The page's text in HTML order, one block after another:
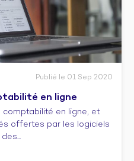
Publié le 01 Sep 2020
en ligne
comptabilité en ligne, et
offertes par les logiciels